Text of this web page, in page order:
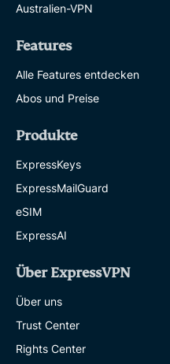
Australien-VPN
Features
Alle Features entdecken
Abos und Preise
Produkte
ExpressKeys
ExpressMailGuard
eSIM
ExpressAI
Über ExpressVPN
Über uns
Trust Center
Rights Center